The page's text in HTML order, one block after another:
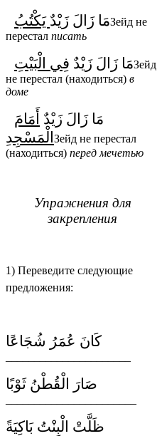
مَا زَالَ زَيْدٌ يَكْتُبُ
Зейд не
перестал писать
مَا زَالَ زَيْدٌ فِي الْبَيْتِ
Зейд
не перестал (находиться) в
доме
مَا زَالَ زَيْدٌ أَمَامَ
الْمَسْجِدِ Зейд не перестал
(находиться) перед мечетью
Упражнения для
закрепления
1) Переведите следующие
предложения:
كَانَ عُمَرُ شُجَاعًا
صَارَ الْقُطْنُ ثَوْبًا
ظَلَّتْ الْبِنْتُ بَاكِيَةً